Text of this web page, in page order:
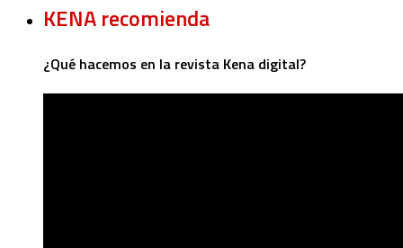
KENA recomienda
¿Qué hacemos en la revista Kena digital?